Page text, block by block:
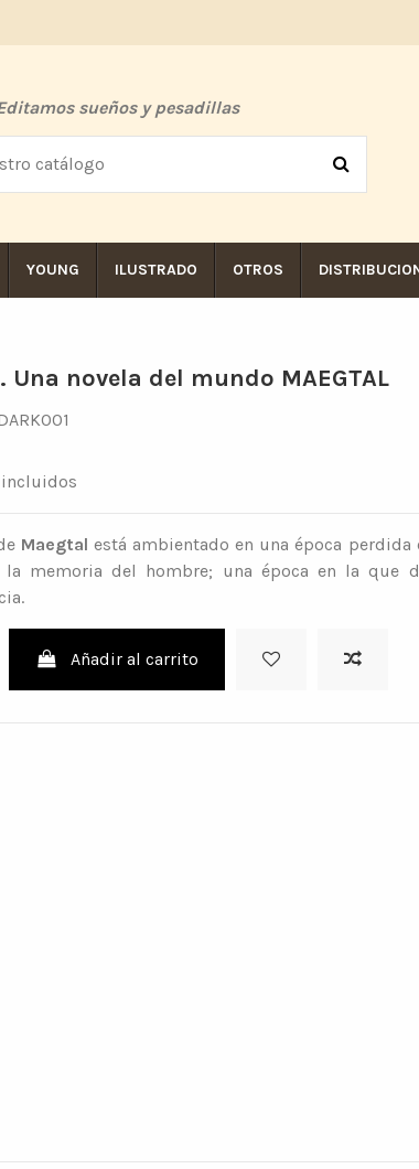
sueños y pesadillas
YOUNG ILUSTRADO OTROS
Una novela del mundo MAEGTAL
Maegtal está ambientado en una época perdida
la memoria del hombre; una época en la que
Añadir al carrito